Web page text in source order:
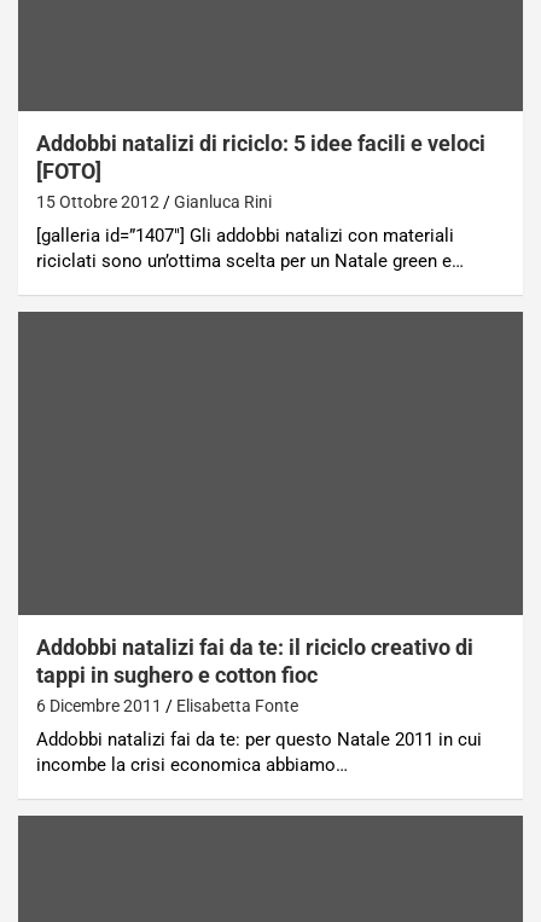
Addobbi natalizi di riciclo: 5 idee facili e veloci
[FOTO]
15 Ottobre 2012 Gianluca Rini
[galleria id=”1407″] Gli addobbi natalizi con materiali
riciclati sono un’ottima scelta per un Natale green e…
Addobbi natalizi fai da te: il riciclo creativo di
tappi in sughero e cotton fioc
6 Dicembre 2011 Elisabetta Fonte
Addobbi natalizi fai da te: per questo Natale 2011 in cui
incombe la crisi economica abbiamo…